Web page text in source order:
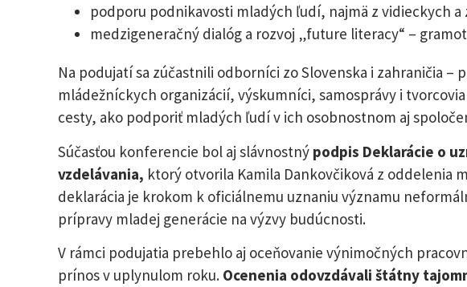
podporu podnikavosti mladých ľudí, najmä z vidieckych
medzigeneračný dialóg a rozvoj „future literacy“ –
Na podujatí sa zúčastnili odborníci zo Slovenska i zahraničia –
mládežníckych organizácií, výskumníci, samosprávy i
cesty, ako podporiť mladých ľudí v ich osobnostnom aj
Súčasťou konferencie bol aj slávnostný podpis Deklarácie o
vzdelávania, ktorý otvorila Kamila Dankovčiková z oddelenia
deklarácia je krokom k oficiálnemu uznaniu významu
prípravy mladej generácie na výzvy budúcnosti.
V rámci podujatia prebehlo aj oceňovanie výnimočných
prínos v uplynulom roku. Ocenenia odovzdávali štátny